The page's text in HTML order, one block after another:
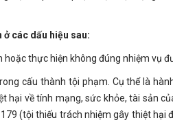
các dấu hiệu sau:
thực hiện không đúng nhiệm vụ
cấu thành tội phạm. Cụ thể là
hại về tính mạng, sức khỏe, tài sản
(tội thiếu trách nhiệm gây thiệt hại